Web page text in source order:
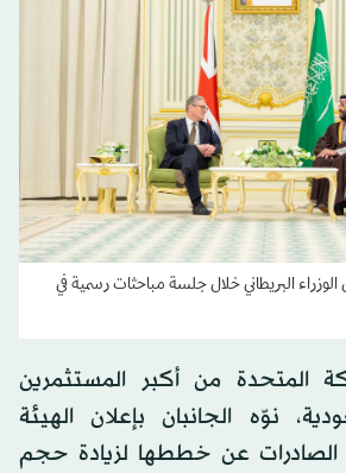
البريطاني خلال جلسة مباحثات رسمية في
المتحدة من أكبر المستثمرين
نوّه الجانبان بإعلان الهيئة
الصادرات عن خططها لزيادة حجم